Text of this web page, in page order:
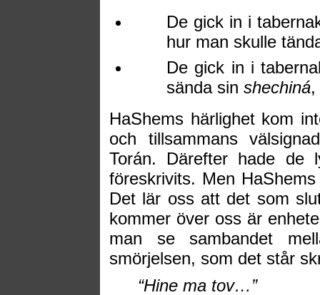
De gick in i
hur man skulle
De gick in i
sända sin shechiná
HaShems härlighet kom
och tillsammans
Torán. Därefter hade de
föreskrivits. Men
Det lär oss att det som
kommer över oss är
man se sambandet
smörjelsen, som det står
“Hine ma tov…”